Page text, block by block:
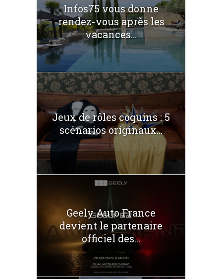
Infos75 vous donne
rendez-vous après les
vacances...
Jeux de rôles coquins : 5
scénarios originaux...
Geely Auto France
devient le partenaire
officiel des...